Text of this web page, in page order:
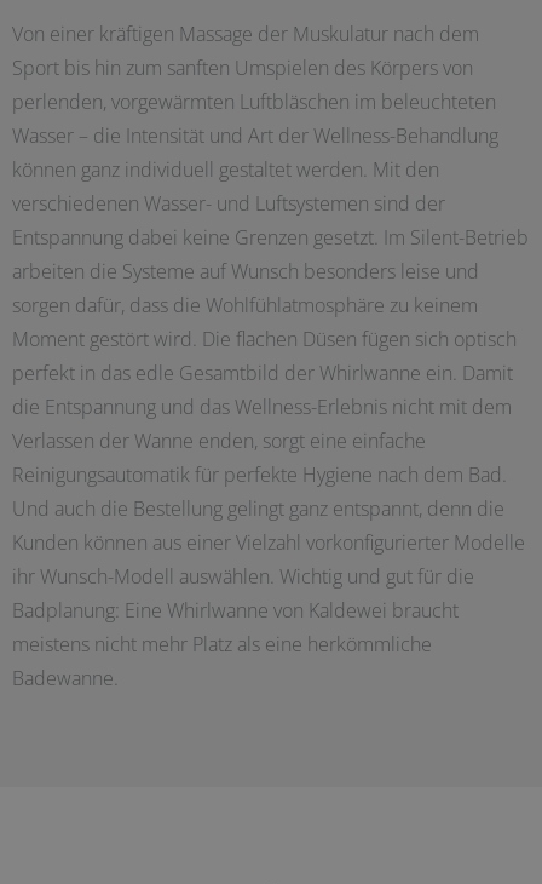
Von einer kräftigen Massage der Muskulatur nach dem
Sport bis hin zum sanften Umspielen des Körpers von
perlenden, vorgewärmten Luftbläschen im beleuchteten
Wasser – die Intensität und Art der Wellness-Behandlung
können ganz individuell gestaltet werden. Mit den
verschiedenen Wasser- und Luftsystemen sind der
Entspannung dabei keine Grenzen gesetzt. Im Silent-Betrieb
arbeiten die Systeme auf Wunsch besonders leise und
sorgen dafür, dass die Wohlfühlatmosphäre zu keinem
Moment gestört wird. Die flachen Düsen fügen sich optisch
perfekt in das edle Gesamtbild der Whirlwanne ein. Damit
die Entspannung und das Wellness-Erlebnis nicht mit dem
Verlassen der Wanne enden, sorgt eine einfache
Reinigungsautomatik für perfekte Hygiene nach dem Bad.
Und auch die Bestellung gelingt ganz entspannt, denn die
Kunden können aus einer Vielzahl vorkonfigurierter Modelle
ihr Wunsch-Modell auswählen. Wichtig und gut für die
Badplanung: Eine Whirlwanne von Kaldewei braucht
meistens nicht mehr Platz als eine herkömmliche
Badewanne.